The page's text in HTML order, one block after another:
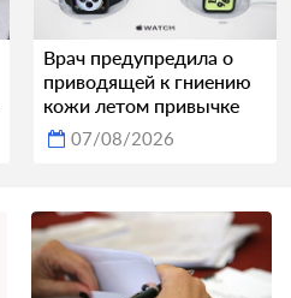
Врач предупредила о
приводящей к гниению
кожи летом привычке
07/08/2026